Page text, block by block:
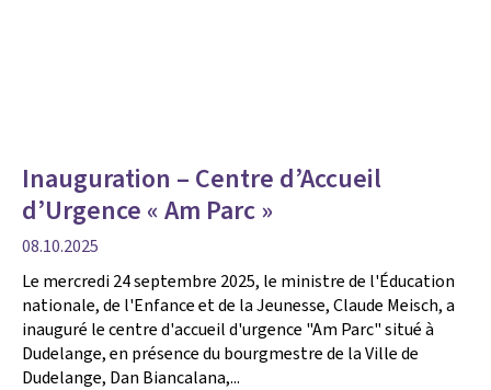
Inauguration – Centre d’Accueil
d’Urgence « Am Parc »
date
de
publication
08.10.2025
Le mercredi 24 septembre 2025, le ministre de l'Éducation
nationale, de l'Enfance et de la Jeunesse, Claude Meisch, a
inauguré le centre d'accueil d'urgence "Am Parc" situé à
Dudelange, en présence du bourgmestre de la Ville de
Dudelange, Dan Biancalana,...